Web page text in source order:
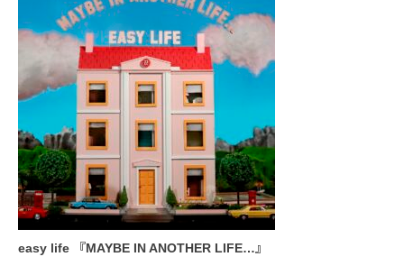
easy life 『MAYBE IN ANOTHER LIFE…』